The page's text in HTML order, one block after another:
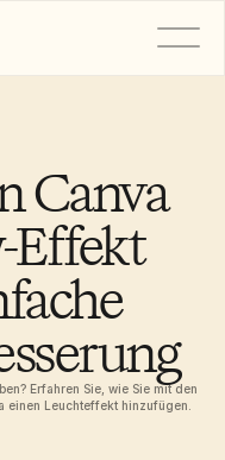
Canva
Effekt
Erfahren Sie, wie Sie mit den
einen Leuchteffekt hinzufügen.